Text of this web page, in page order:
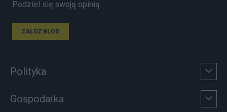
Podziel się swoją opinią
ZAŁÓŻ BLOG
Polityka
Gospodarka